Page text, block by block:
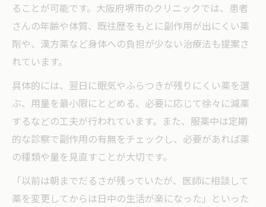
ることが可能です。大阪府堺市のクリニックでは、患者
さんの年齢や体質、既往歴をもとに副作用が出にくい薬
剤や、漢方薬など身体への負担が少ない治療法も提案さ
れています。
具体的には、翌日に眠気やふらつきが残りにくい薬を選
ぶ、用量を最小限にとどめる、必要に応じて徐々に減薬
するなどの工夫が行われています。また、服薬中は定期
的な診察で副作用の有無をチェックし、必要があれば薬
の種類や量を見直すことが大切です。
「以前は朝までだるさが残っていたが、医師に相談して
薬を変更してからは日中の生活が楽になった」といった